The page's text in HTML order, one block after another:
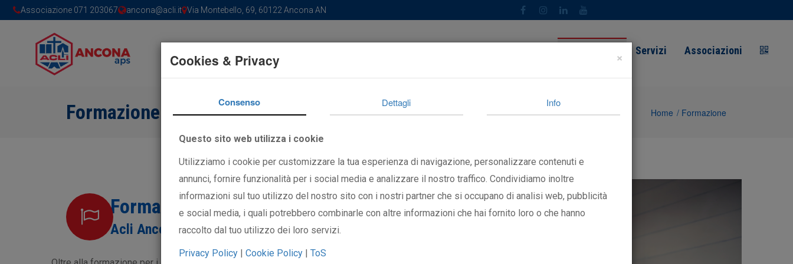
Associazione 071 203067 ancona@acli.it Via Montebello, 69, 60122 Ancona AN
Servizi Associazioni
Formazione Home / Formazione
Formazione
Acli Ancona
×
Cookies & Privacy
Consenso Dettagli Info
Questo sito web utilizza i cookie
Utilizziamo i cookie per customizzare la tua esperienza di navigazione, personalizzare contenuti e
annunci, fornire funzionalità per i social media e analizzare il nostro traffico. Condividiamo inoltre
informazioni sul tuo utilizzo del nostro sito con i nostri partner che si occupano di analisi web, pubblicità
e social media, i quali potrebbero combinarle con altre informazioni che hai fornito loro o che hanno
raccolto dal tuo utilizzo dei loro servizi.
Privacy Policy | Cookie Policy | ToS